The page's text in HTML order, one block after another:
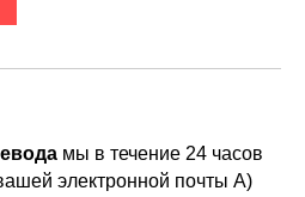
мы в течение 24 часов
электронной почты A)